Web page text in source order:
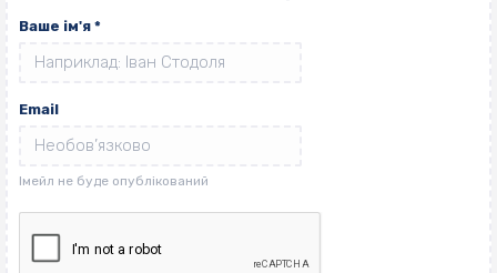
Ваше ім'я *
Email